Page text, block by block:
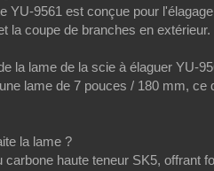
YU-9561 est conçue pour
la coupe de branches en extérieur.
la lame de la scie à élaguer YU-
lame de 7 pouces / 180 mm,
la lame ?
haute teneur SK5, offrant